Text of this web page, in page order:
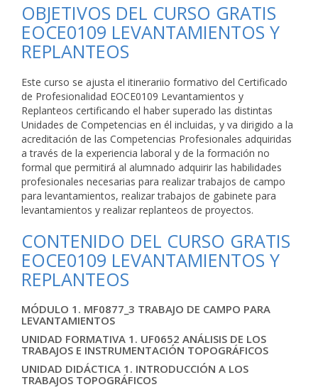
OBJETIVOS DEL CURSO GRATIS
EOCE0109 LEVANTAMIENTOS Y
REPLANTEOS
Este curso se ajusta el itinerariio formativo del Certificado
de Profesionalidad EOCE0109 Levantamientos y
Replanteos certificando el haber superado las distintas
Unidades de Competencias en él incluidas, y va dirigido a la
acreditación de las Competencias Profesionales adquiridas
a través de la experiencia laboral y de la formación no
formal que permitirá al alumnado adquirir las habilidades
profesionales necesarias para realizar trabajos de campo
para levantamientos, realizar trabajos de gabinete para
levantamientos y realizar replanteos de proyectos.
CONTENIDO DEL CURSO GRATIS
EOCE0109 LEVANTAMIENTOS Y
REPLANTEOS
MÓDULO 1. MF0877_3 TRABAJO DE CAMPO PARA
LEVANTAMIENTOS
UNIDAD FORMATIVA 1. UF0652 ANÁLISIS DE LOS
TRABAJOS E INSTRUMENTACIÓN TOPOGRÁFICOS
UNIDAD DIDÁCTICA 1. INTRODUCCIÓN A LOS
TRABAJOS TOPOGRÁFICOS